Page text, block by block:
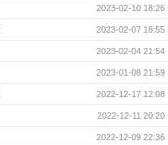
2023-02-10 18:26
2023-02-07 18:55
2023-02-04 21:54
2023-01-08 21:59
2022-12-17 12:08
2022-12-11 20:20
2022-12-09 22:36